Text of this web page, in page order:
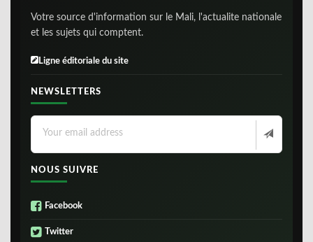
Votre source d'information sur le Mali, l'actualite nationale
et les sujets qui comptent.
Ligne éditoriale du site
NEWSLETTERS
NOUS SUIVRE
Facebook
Twitter